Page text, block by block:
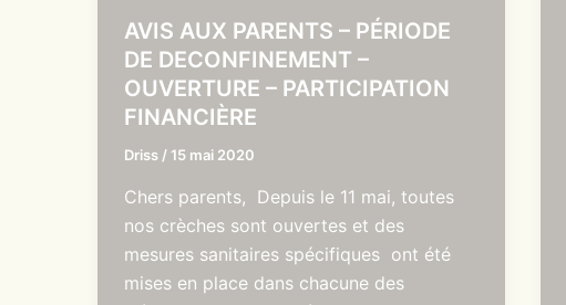
AVIS AUX PARENTS – PÉRIODE
DE DECONFINEMENT –
OUVERTURE – PARTICIPATION
FINANCIÈRE
Driss / 15 mai 2020
Chers parents, Depuis le 11 mai, toutes
nos crèches sont ouvertes et des
mesures sanitaires spécifiques ont été
mises en place dans chacune des